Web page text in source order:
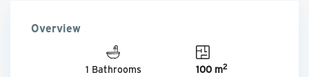
Overview
1 Bathrooms 100 m2